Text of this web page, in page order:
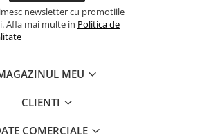
Auto
newsletter cu promotiile
Afla mai multe in Politica de
MEU
CLIENTI
COMERCIALE